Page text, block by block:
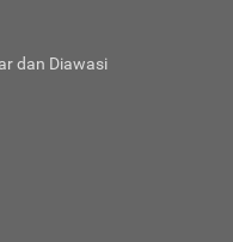
dan Diawasi